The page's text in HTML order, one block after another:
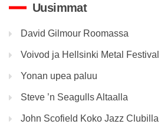
Uusimmat
David Gilmour Roomassa
Voivod ja Hellsinki Metal Festival
Yonan upea paluu
Steve ’n Seagulls Altaalla
John Scofield Koko Jazz Clubilla